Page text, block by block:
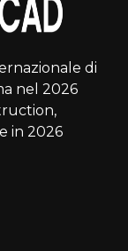
di
nel 2026
in 2026